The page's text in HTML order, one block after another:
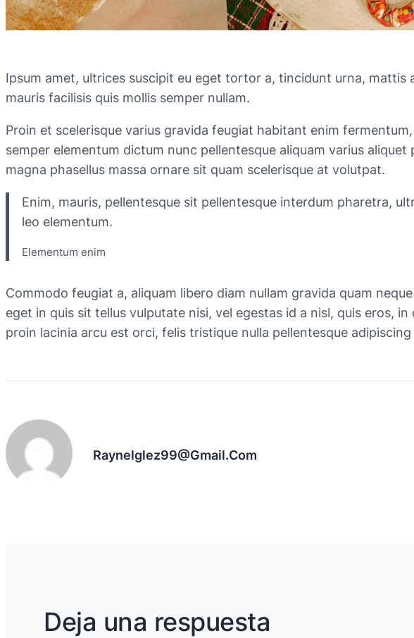
Ipsum amet, ultrices suscipit eu eget tortor a, tincidunt urna,
mauris facilisis quis mollis semper nullam.
Proin et scelerisque varius gravida feugiat habitant enim
semper elementum dictum nunc pellentesque aliquam varius
magna phasellus massa ornare sit quam scelerisque at volutpat.
Enim, mauris, pellentesque sit pellentesque interdum pharetra,
leo elementum.
Elementum enim
Commodo feugiat a, aliquam libero diam nullam gravida quam
eget in quis sit tellus vulputate nisi, vel egestas id a nisl, quis eros,
proin lacinia arcu est orci, felis tristique nulla pellentesque
Raynelglez99@gmail.com
Deja una respuesta